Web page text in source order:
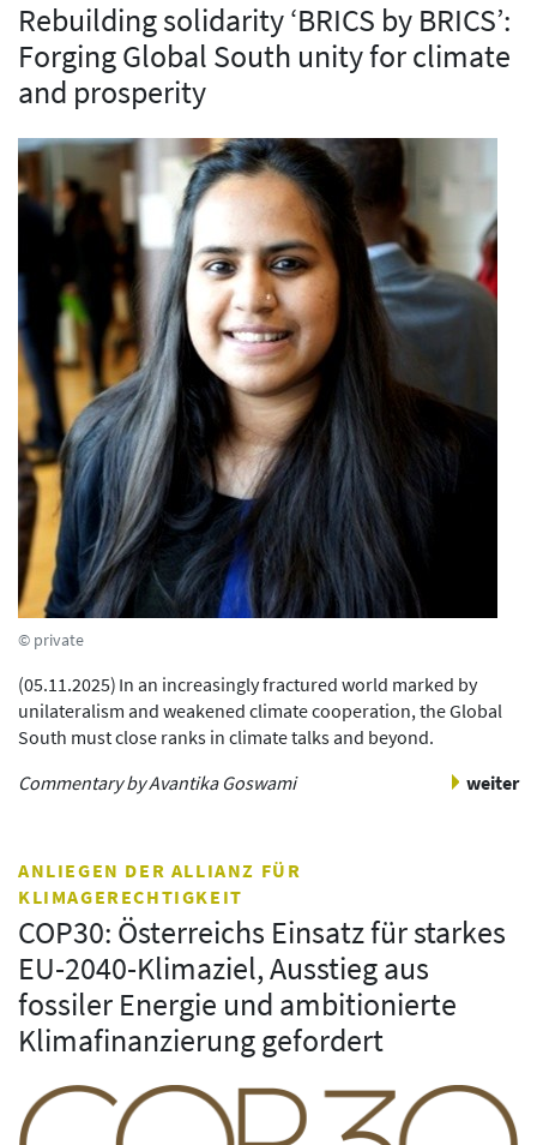
Rebuilding solidarity ‘BRICS by BRICS’:
Forging Global South unity for climate
and prosperity
© private
(05.11.2025) In an increasingly fractured world marked by
unilateralism and weakened climate cooperation, the Global
South must close ranks in climate talks and beyond.
Commentary byAvantika Goswami weiter
ANLIEGEN DER ALLIANZ FÜR
KLIMAGERECHTIGKEIT
COP30: Österreichs Einsatz für starkes
EU-2040-Klimaziel, Ausstieg aus
fossiler Energie und ambitionierte
Klimafinanzierung gefordert